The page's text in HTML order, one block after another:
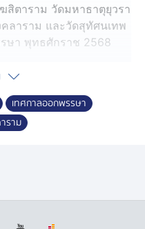
ตาราม วัดมหาธาตุยุวรา
ลาราม และวัดสุทัศนเทพ
รษา พุทธศักราช 2568
หนึ่งว่า วันมหาปวารณา
ะเวลาจำพรรษา 3 เดือน
าพรรษาเมื่อวันแรม 1 ค่ำ
เทศกาลออกพรรษา
ราม